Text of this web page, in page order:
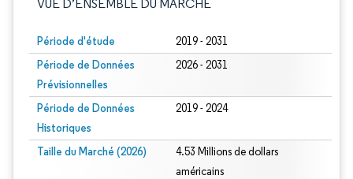
VUE D’ENSEMBLE DU MARCHÉ
Période d'étude 2019 - 2031
Période de Données
Prévisionnelles
2026 - 2031
Période de Données
Historiques
2019 - 2024
Taille du Marché (2026)
4.53 Millions de dollars
américains